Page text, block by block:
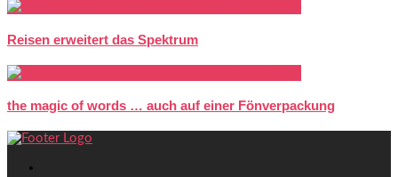
Reisen erweitert das Spektrum
the magic of words … auch auf einer Fönverpackung